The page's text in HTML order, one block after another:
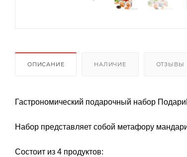
ОПИСАНИЕ НАЛИЧИЕ ОТЗЫВЫ
Гастрономический подарочный набор
Набор представляет собой метафору
Состоит из 4 продуктов: